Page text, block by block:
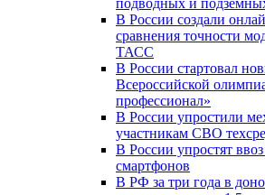
подводных и
В России создали
сравнения точности
ТАСС
В России стартовал
Всероссийской
профессионал»
В России упростили
участникам СВО
В России упростят
смартфонов
В РФ за три года в